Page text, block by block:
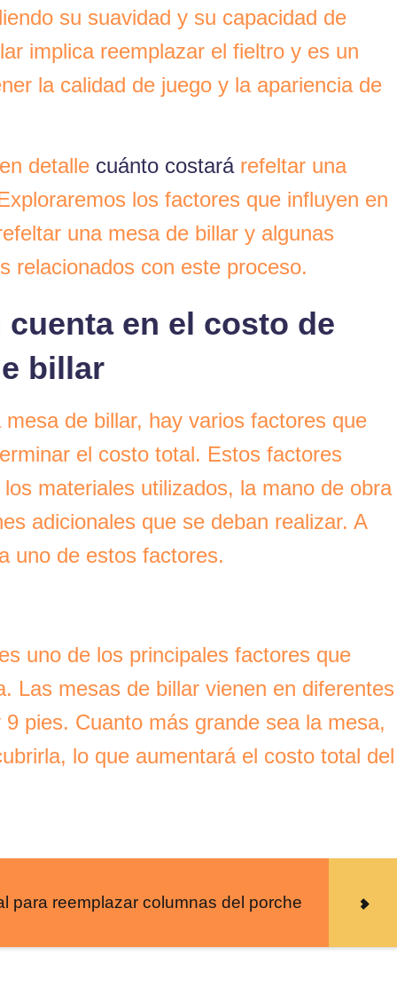
su suavidad y su capacidad de
implica reemplazar el fieltro y es un
la calidad de juego y la apariencia de
detalle cuánto costarárefeltar una
los factores que influyen en
una mesa de billar y algunas
relacionados con este proceso.
en el costo de
billar
de billar, hay varios factores que
el costo total. Estos factores
materiales utilizados, la mano de obra
adicionales que se deban realizar. A
uno de estos factores.
uno de los principales factores que
Las mesas de billar vienen en diferentes
pies. Cuanto más grande sea la mesa,
lo que aumentará el costo total del
para reemplazar columnas del porche